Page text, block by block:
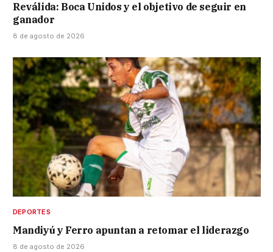
Reválida: Boca Unidos y el objetivo de seguir en
ganador
8 de agosto de 2026
DEPORTES
Mandiyú y Ferro apuntan a retomar el liderazgo
8 de agosto de 2026